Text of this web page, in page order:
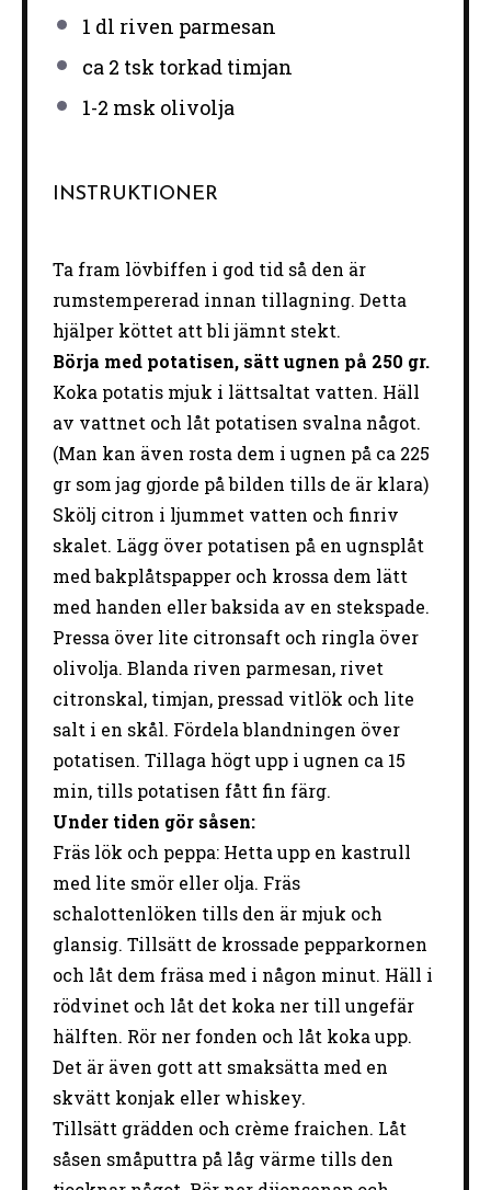
1 dl riven parmesan
ca 2 tsk torkad timjan
1-2 msk olivolja
INSTRUKTIONER
Ta fram lövbiffen i god tid så den är
rumstempererad innan tillagning. Detta
hjälper köttet att bli jämnt stekt.
Börja med potatisen, sätt ugnen på 250 gr.
Koka potatis mjuk i lättsaltat vatten. Häll
av vattnet och låt potatisen svalna något.
(Man kan även rosta dem i ugnen på ca 225
gr som jag gjorde på bilden tills de är klara)
Skölj citron i ljummet vatten och finriv
skalet. Lägg över potatisen på en ugnsplåt
med bakplåtspapper och krossa dem lätt
med handen eller baksida av en stekspade.
Pressa över lite citronsaft och ringla över
olivolja. Blanda riven parmesan, rivet
citronskal, timjan, pressad vitlök och lite
salt i en skål. Fördela blandningen över
potatisen. Tillaga högt upp i ugnen ca 15
min, tills potatisen fått fin färg.
Under tiden gör såsen:
Fräs lök och peppa: Hetta upp en kastrull
med lite smör eller olja. Fräs
schalottenlöken tills den är mjuk och
glansig. Tillsätt de krossade pepparkornen
och låt dem fräsa med i någon minut. Häll i
rödvinet och låt det koka ner till ungefär
hälften. Rör ner fonden och låt koka upp.
Det är även gott att smaksätta med en
skvätt konjak eller whiskey.
Tillsätt grädden och crème fraichen. Låt
såsen småputtra på låg värme tills den